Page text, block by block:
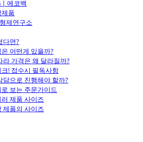
| 에코백
품
제연구소
다면?
어떤게 있을까?
라 가격은 왜 달라질까?
! 접수시 필독사항
담으로 진행해야 할까?
보는 주문가이드
제품 사이즈
제품의 사이즈